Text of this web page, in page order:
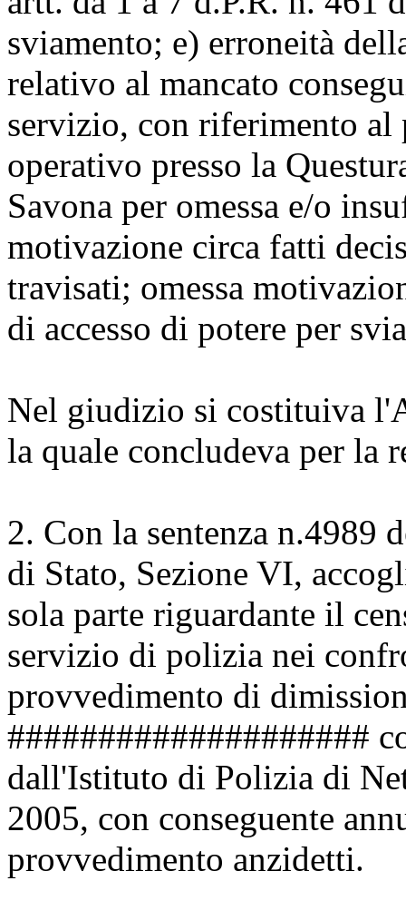
sviamento; e) erroneità
relativo al mancato
servizio, con riferimento al
operativo presso la
Savona per omessa e/o
motivazione circa fatti
travisati; omessa
di accesso di potere per
Nel giudizio si costituiva
la quale concludeva per la
2. Con la sentenza n.4989
di Stato, Sezione VI,
sola parte riguardante il
servizio di polizia nei
provvedimento di
####################
dall'Istituto di Polizia di
2005, con conseguente
provvedimento anzidetti.